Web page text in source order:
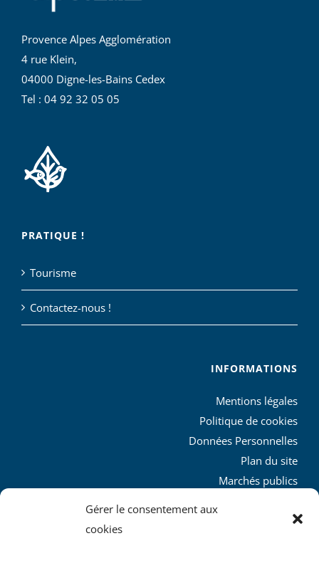
Gérer le consentement aux
cookies
Provence Alpes Agglomération
4 rue Klein,
04000 Digne-les-Bains Cedex
Tel : 04 92 32 05 05
PRATIQUE !
Tourisme
Contactez-nous !
INFORMATIONS
Mentions légales
Politique de cookies
Données Personnelles
Plan du site
Marchés publics
L’agglo recrute